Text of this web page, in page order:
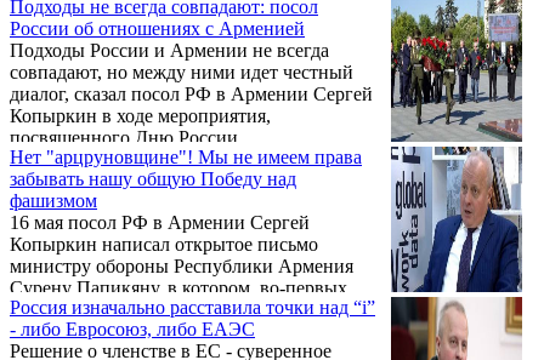
Подходы не всегда совпадают: посол
России об отношениях с Арменией
Подходы России и Армении не всегда
совпадают, но между ними идет честный
диалог, сказал посол РФ в Армении Сергей
Копыркин в ходе мероприятия,
посвященного Дню России.
Нет "арцруновщине"! Мы не имеем права
забывать нашу общую Победу над
фашизмом
16 мая посол РФ в Армении Сергей
Копыркин написал открытое письмо
министру обороны Республики Армения
Сурену Папикяну, в котором, во-первых,
поздравил последнего с 80-летием Победы
в Великой Отечественной войне, а также
затронул довольно болезненную тему,
Россия изначально расставила точки над “i”
- либо Евросоюз, либо ЕАЭС
Решение о членстве в ЕС - суверенное